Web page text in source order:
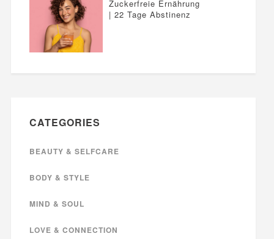
Zuckerfreie Ernährung
| 22 Tage Abstinenz
CATEGORIES
BEAUTY & SELFCARE
BODY & STYLE
MIND & SOUL
LOVE & CONNECTION